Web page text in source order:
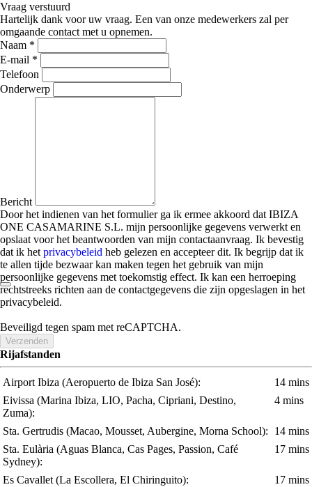
Vraag verstuurd
Hartelijk dank voor uw vraag. Een van onze medewerkers zal per
omgaande contact met u opnemen.
Naam *
E-mail *
Telefoon
Onderwerp
Bericht
Door het indienen van het formulier ga ik ermee akkoord dat IBIZA
ONE CASAMARINE S.L. mijn persoonlijke gegevens verwerkt en
opslaat voor het beantwoorden van mijn contactaanvraag. Ik bevestig
dat ik het privacybeleid heb gelezen en accepteer dit. Ik begrijp dat ik
te allen tijde bezwaar kan maken tegen het gebruik van mijn
persoonlijke gegevens met toekomstig effect. Ik kan een herroeping
rechtstreeks richten aan de contactgegevens die zijn opgeslagen in het
privacybeleid.
Beveiligd tegen spam met reCAPTCHA.
Verzenden
Rijafstanden
Airport Ibiza (Aeropuerto de Ibiza San José):
14 mins
Eivissa (Marina Ibiza, LIO, Pacha, Cipriani, Destino,
Zuma):
4 mins
Sta. Gertrudis (Macao, Mousset, Aubergine, Morna School):
14 mins
Sta. Eulària (Aguas Blanca, Cas Pages, Passion, Café
Sydney):
17 mins
Es Cavallet (La Escollera, El Chiringuito):
17 mins